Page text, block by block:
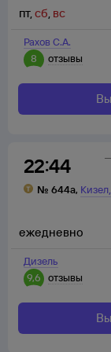
Рахов С.А.
8
отзывы
пт,сб, вс
22:44
№ 644а, Кизел,
Дизель
9,6
отзывы
ежедневно